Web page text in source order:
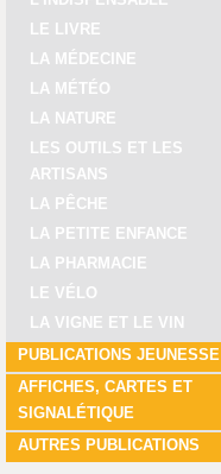
LE LIVRE
LA MÉDECINE
LA MÉTÉO
LA NATURE
LES OUTILS ET LES
ARTISANS
LA PÊCHE
LA PETITE ENFANCE
LA PHARMACIE
LE VÉLO
LA VIGNE ET LE VIN
PUBLICATIONS JEUNESSE
AFFICHES, CARTES ET
SIGNALÉTIQUE
AUTRES PUBLICATIONS